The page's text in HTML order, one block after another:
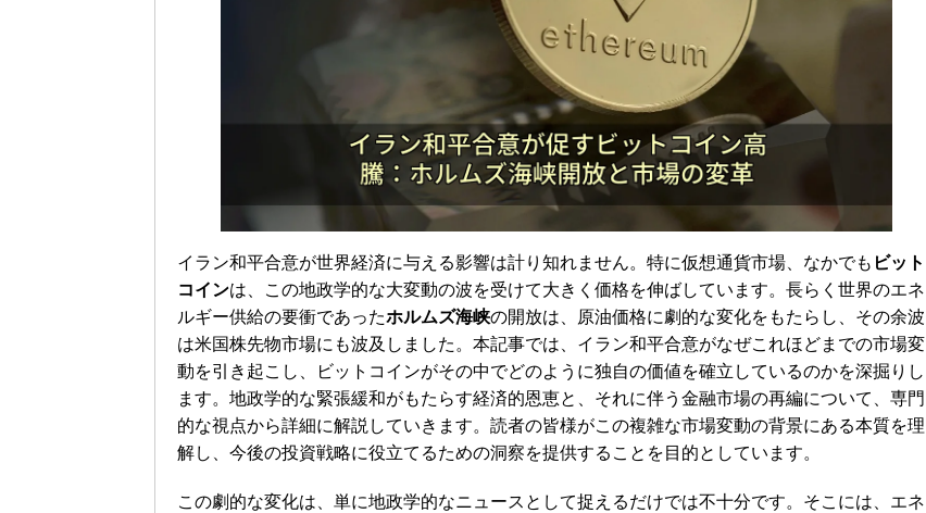
イラン和平合意が世界経済に与える影響は計り知れません。特に仮想通貨市場、なかでも ビット
コインは、この地政学的な大変動の波を受けて大きく価格を伸ばしています。長らく世界のエネ
ルギー供給の要衝であったホルムズ海峡の開放は、原油価格に劇的な変化をもたらし、その余波
は米国株先物市場にも波及しました。本記事では、イラン和平合意がなぜこれほどまでの市場変
動を引き起こし、ビットコインがその中でどのように独自の価値を確立しているのかを深掘りし
ます。地政学的な緊張緩和がもたらす経済的恩恵と、それに伴う金融市場の再編について、専門
的な視点から詳細に解説していきます。読者の皆様がこの複雑な市場変動の背景にある本質を理
解し、今後の投資戦略に役立てるための洞察を提供することを目的としています。
この劇的な変化は、単に地政学的なニュースとして捉えるだけでは不十分です。そこには、エネ